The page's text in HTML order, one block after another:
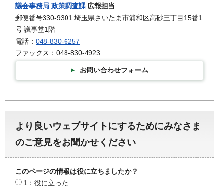
議会事務局 政策調査課 広報担当
郵便番号330-9301 埼玉県さいたま市浦和区高砂三丁目15番1
号 議事堂1階
電話： 048-830-6257
ファックス：048-830-4923
お問い合わせフォーム
より良いウェブサイトにするためにみなさま
のご意見をお聞かせください
このページの情報は役に立ちましたか？
1：役に立った